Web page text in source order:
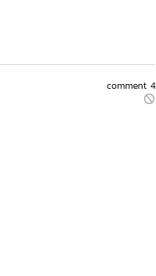
comment 4